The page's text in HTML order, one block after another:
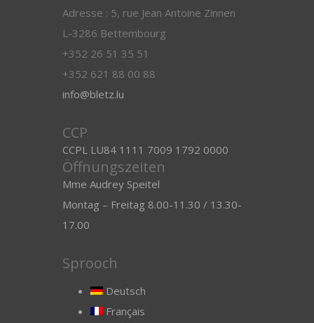
Adresse : 5, rue Jean Antoine Zinnen
L-3286 Bettembourg
+352 26 51 35 51
+352 621 88 00 88
info@bletz.lu
CCP
CCPL LU84 1111 7009 1792 0000
Öffnungszeiten
Mme Audrey Speitel
Montag – Freitag 8.00-11.30 / 13.30-
17.00
Sprooch
Deutsch
Français